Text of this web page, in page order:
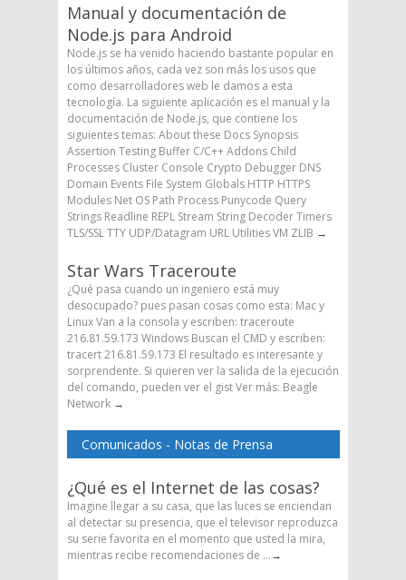
Manual y documentación de
Node.js para Android
Node.js se ha venido haciendo bastante popular en
los últimos años, cada vez son más los usos que
como desarrolladores web le damos a esta
tecnología. La siguiente aplicación es el manual y la
documentación de Node.js, que contiene los
siguientes temas: About these Docs Synopsis
Assertion Testing Buffer C/C++ Addons Child
Processes Cluster Console Crypto Debugger DNS
Domain Events File System Globals HTTP HTTPS
Modules Net OS Path Process Punycode Query
Strings Readline REPL Stream String Decoder Timers
TLS/SSL TTY UDP/Datagram URL Utilities VM ZLIB →
Star Wars Traceroute
¿Qué pasa cuando un ingeniero está muy
desocupado? pues pasan cosas como esta: Mac y
Linux Van a la consola y escriben: traceroute
216.81.59.173 Windows Buscan el CMD y escriben:
tracert 216.81.59.173 El resultado es interesante y
sorprendente. Si quieren ver la salida de la ejecución
del comando, pueden ver el gist Ver más: Beagle
Network →
Comunicados - Notas de Prensa
¿Qué es el Internet de las cosas?
Imagine llegar a su casa, que las luces se enciendan
al detectar su presencia, que el televisor reproduzca
su serie favorita en el momento que usted la mira,
mientras recibe recomendaciones de ...→